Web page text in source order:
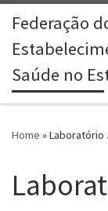
Skip to content
Federação
Saúde no
Home »Laboratório